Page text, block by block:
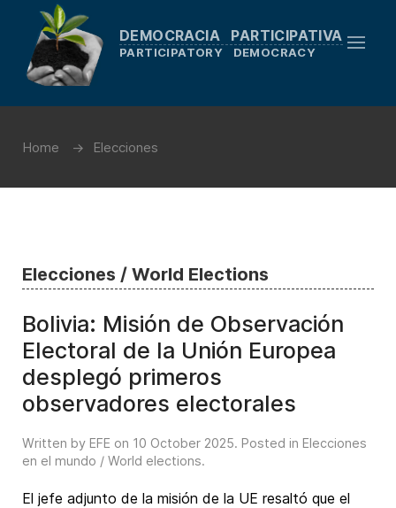
DEMOCRACIA PARTICIPATIVA
PARTICIPATORY DEMOCRACY
Home Elecciones
Elecciones / World Elections
Bolivia: Misión de Observación
Electoral de la Unión Europea
desplegó primeros
observadores electorales
Written by EFE on 10 October 2025. Posted in Elecciones
en el mundo / World elections.
El jefe adjunto de la misión de la UE resaltó que el